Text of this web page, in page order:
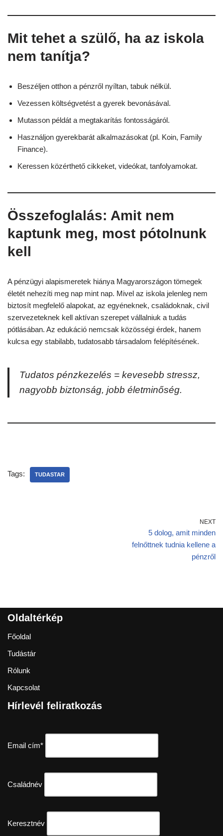
Mit tehet a szülő, ha az iskola
nem tanítja?
Beszéljen otthon a pénzről nyíltan, tabuk nélkül.
Vezessen költségvetést a gyerek bevonásával.
Mutasson példát a megtakarítás fontosságáról.
Használjon gyerekbarát alkalmazásokat (pl. Koin, Family
Finance).
Keressen közérthető cikkeket, videókat, tanfolyamokat.
Összefoglalás: Amit nem
kaptunk meg, most pótolnunk
kell
A pénzügyi alapismeretek hiánya Magyarországon tömegek
életét nehezíti meg nap mint nap. Mivel az iskola jelenleg nem
biztosít megfelelő alapokat, az egyéneknek, családoknak, civil
szervezeteknek kell aktívan szerepet vállalniuk a tudás
pótlásában. Az edukáció nemcsak közösségi érdek, hanem
kulcsa egy stabilabb, tudatosabb társadalom felépítésének.
Tudatos pénzkezelés = kevesebb stressz,
nagyobb biztonság, jobb életminőség.
Tags: TUDASTAR
NEXT
5 dolog, amit minden
felnőttnek tudnia kellene a
pénzről
Oldaltérkép
Főoldal
Tudástár
Rólunk
Kapcsolat
Hírlevél feliratkozás
Email cím*
Családnév
Keresztnév